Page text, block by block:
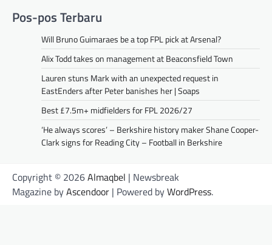
Pos-pos Terbaru
Will Bruno Guimaraes be a top FPL pick at Arsenal?
Alix Todd takes on management at Beaconsfield Town
Lauren stuns Mark with an unexpected request in
EastEnders after Peter banishes her | Soaps
Best £7.5m+ midfielders for FPL 2026/27
‘He always scores’ – Berkshire history maker Shane Cooper-
Clark signs for Reading City – Football in Berkshire
Copyright © 2026Almaqbel | Newsbreak
Magazine byAscendoor | Powered byWordPress.